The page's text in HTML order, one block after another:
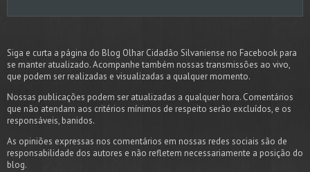
Siga e curta a página do Blog Olhar Cidadão Silvaniense no Facebook para
se manter atualizado. Acompanhe também nossas transmissões ao vivo,
que podem ser realizadas e visualizadas a qualquer momento.
Nossas publicações podem ser atualizadas a qualquer hora. Comentários
que não atendam aos critérios mínimos de respeito serão excluídos, e os
responsáveis, banidos.
As opiniões expressas nos comentários em nossas redes sociais são de
responsabilidade dos autores e não refletem necessariamente a posição do
blog.